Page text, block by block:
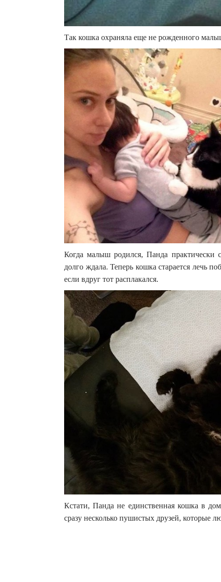
Так кошка охраняла еще не рожденного
Когда малыш родился, Панда практически
долго ждала. Теперь кошка старается лечь
если вдруг тот расплакался.
Кстати, Панда не единственная кошка в
сразу несколько пушистых друзей, которые